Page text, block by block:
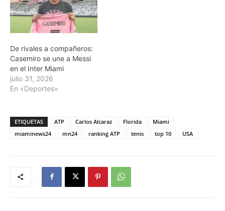
De rivales a compañeros:
Casemiro se une a Messi
en el Inter Miami
julio 31, 2026
En «Deportes»
ETIQUETAS ATP Carlos Alcaraz Florida
Miami
miaminews24
mn24 ranking ATP tenis top 10 USA